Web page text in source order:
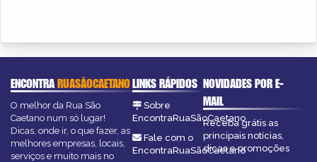
ENCONTRARUASÃOCAETANO
O melhor da Rua São
Caetano num só lugar!
Dicas, onde ir, o que fazer, as
melhores empresas, locais,
serviços e muito mais no
LINKS RÁPIDOS
Sobre
EncontraRuaSãoCaetano
Fale com o
EncontraRuaSãoCaetano
NOVIDADES POR E-
MAIL
Receba grátis as
principais notícias,
dicas e promoções